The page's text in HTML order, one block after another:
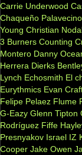
Carrie Underwood
Chaqueño Palavecino
Young Christian
3 Burners Counting
Montero Danny
Herrera Dierks
Lynch Echosmith El
Eurythmics Evan
Felipe Pelaez Flume
G-Eazy Glenn Tipton
Rodríguez Fiffe
Presnyakov Israel IZ
Cooper Jake Owen